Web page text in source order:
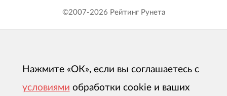
©2007-2026 Рейтинг Рунета
Нажмите «ОК», если вы соглашаетесь с
условиями обработки cookie и ваших